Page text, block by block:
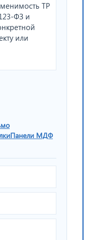
ТР
ФЗ и
или
Панели МДФ